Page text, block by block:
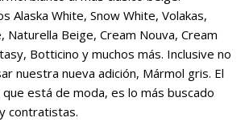
Alaska White, Snow White, Volakas,
Naturella Beige, Cream Nouva, Cream
Botticino y muchos más. Inclusive no
nuestra nueva adición, Mármol gris. El
está de moda, es lo más buscado
contratistas.